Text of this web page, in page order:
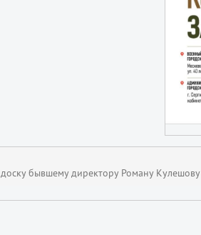
бывшему директору Роману Кулешову